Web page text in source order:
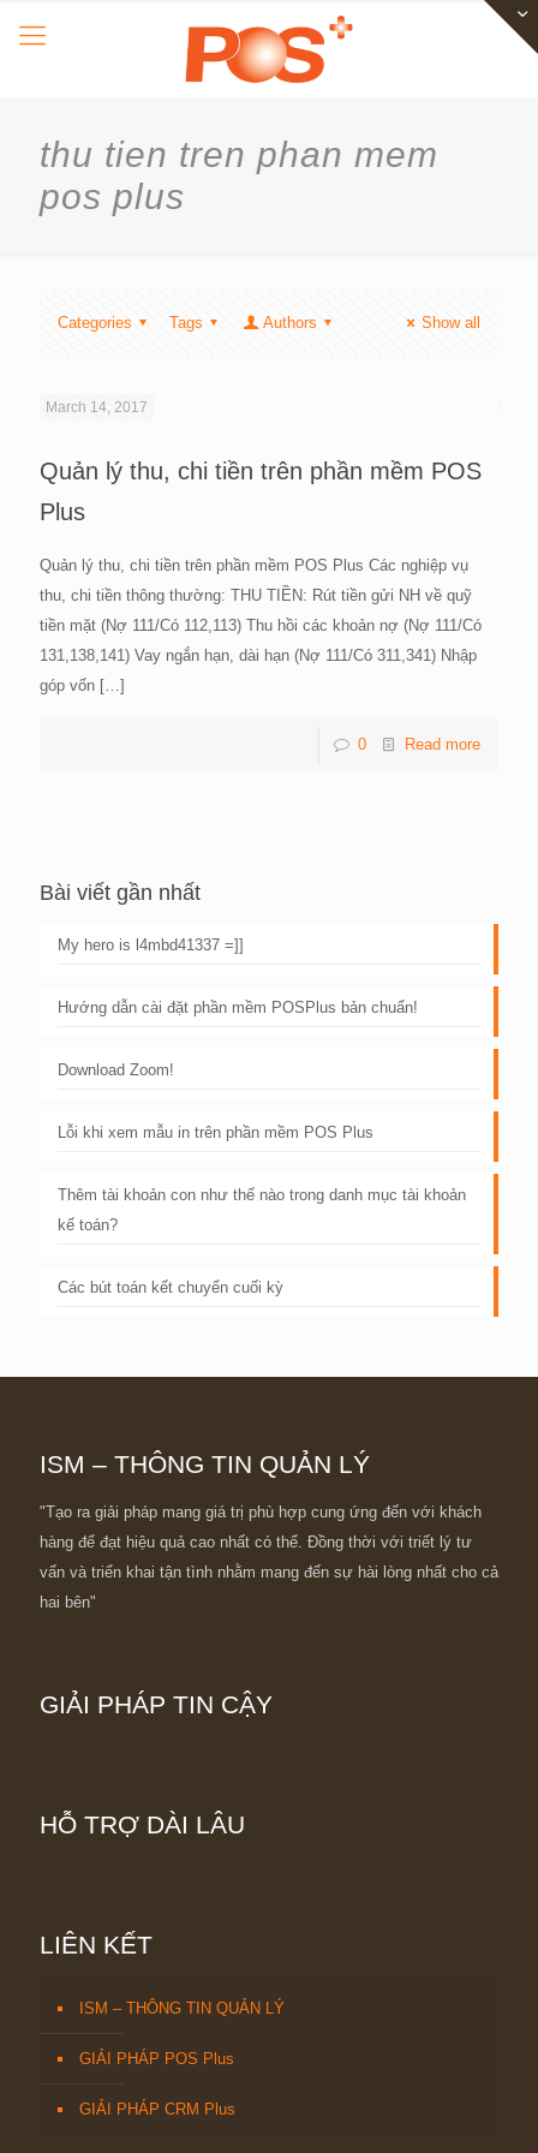
thu tien tren phan mem
pos plus
Categories Tags Authors Show all
March 14, 2017
Quản lý thu, chi tiền trên phần mềm POS
Plus
Quản lý thu, chi tiền trên phần mềm POS Plus Các nghiệp vụ
thu, chi tiền thông thường: THU TIỀN: Rút tiền gửi NH về quỹ
tiền mặt (Nợ 111/Có 112,113) Thu hồi các khoản nợ (Nợ 111/Có
131,138,141) Vay ngắn hạn, dài hạn (Nợ 111/Có 311,341) Nhập
góp vốn […]
0 Read more
Bài viết gần nhất
My hero is l4mbd41337 =]]
Hướng dẫn cài đặt phần mềm POSPlus bản chuẩn!
Download Zoom!
Lỗi khi xem mẫu in trên phần mềm POS Plus
Thêm tài khoản con như thế nào trong danh mục tài khoản
kế toán?
Các bút toán kết chuyển cuối kỳ
ISM – THÔNG TIN QUẢN LÝ
"Tạo ra giải pháp mang giá trị phù hợp cung ứng đến với khách
hàng để đạt hiệu quả cao nhất có thể. Đồng thời với triết lý tư
vấn và triển khai tận tình nhằm mang đến sự hài lòng nhất cho cả
hai bên"
GIẢI PHÁP TIN CẬY
HỖ TRỢ DÀI LÂU
LIÊN KẾT
ISM – THÔNG TIN QUẢN LÝ
GIẢI PHÁP POS Plus
GIẢI PHÁP CRM Plus